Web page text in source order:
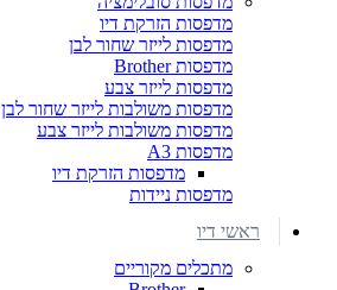
מדפסות הזרקת דיו
מדפסות לייזר שחור לבן
מדפסות Brother
מדפסות לייזר צבע
מדפסות משולבות לייזר שחור לבן
מדפסות משולבות לייזר צבע
מדפסות A3
מדפסות הזרקת דיו
מדפסות ניידות
ראשי דיו
מתכלים מקוריים